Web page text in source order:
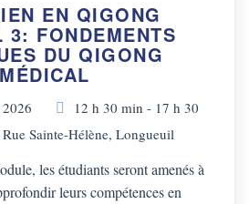
EN QIGONG
3: FONDEMENTS
DU QIGONG
MÉDICAL
12 h 30 min - 17 h 30
Rue Sainte-Hélène, Longueuil
les étudiants seront amenés à
leurs compétences en